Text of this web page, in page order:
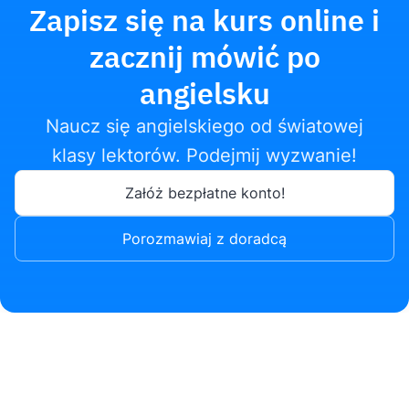
Zapisz się na kurs online i
zacznij mówić po
angielsku
Naucz się angielskiego od światowej
klasy lektorów. Podejmij wyzwanie!
Załóż bezpłatne konto!
Porozmawiaj z doradcą